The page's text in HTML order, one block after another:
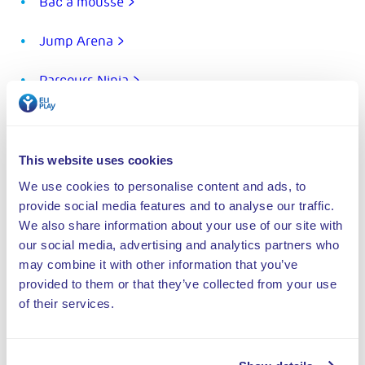
This website uses cookies
We use cookies to personalise content and ads, to
provide social media features and to analyse our traffic.
We also share information about your use of our site with
our social media, advertising and analytics partners who
may combine it with other information that you’ve
provided to them or that they’ve collected from your use
of their services.
Jump Arena >
Parcours Ninja >
Toboggan >
Modules Soft Play >
Tumbling Lane >
Zone cascadeurs >